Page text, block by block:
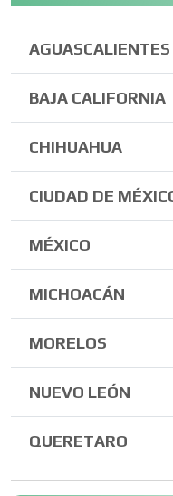
AGUASCALIENTES
BAJA CALIFORNIA
CHIHUAHUA
CIUDAD DE
MÉXICO
MICHOACÁN
MORELOS
NUEVO LEÓN
QUERETARO